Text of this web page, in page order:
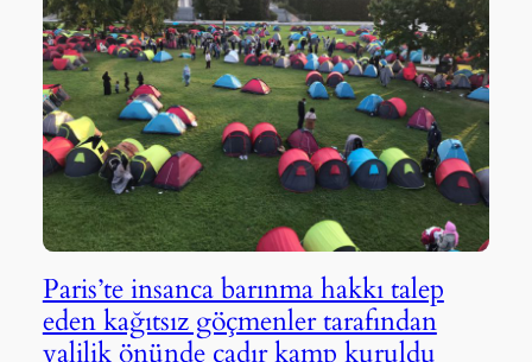
Paris’te insanca barınma hakkı talep
eden kağıtsız göçmenler tarafından
valilik önünde çadır kamp kuruldu